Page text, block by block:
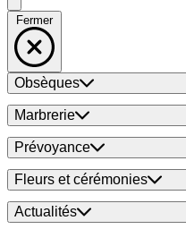
Fermer
Obsèques
Marbrerie
Prévoyance
Fleurs et cérémonies
Actualités